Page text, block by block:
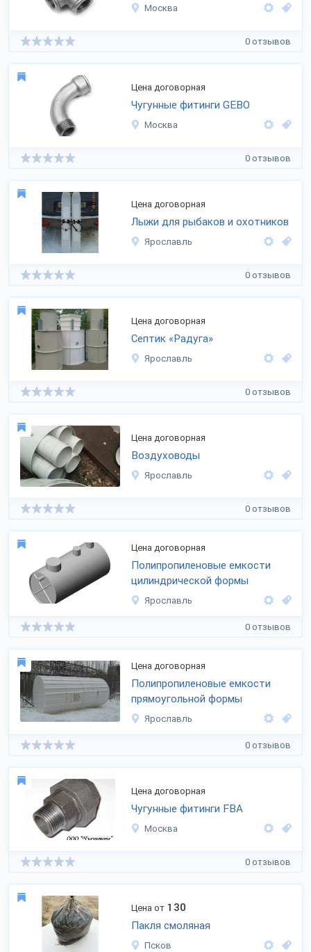
Москва
0 отзывов
Цена договорная
Чугунные фитинги GEBО
Москва
0 отзывов
Цена договорная
Лыжи для рыбаков и охотников
Ярославль
0 отзывов
Цена договорная
Септик «Радуга»
Ярославль
0 отзывов
Цена договорная
Воздуховоды
Ярославль
0 отзывов
Цена договорная
Полипропиленовые емкости
цилиндрической формы
Ярославль
0 отзывов
Цена договорная
Полипропиленовые емкости
прямоугольной формы
Ярославль
0 отзывов
Цена договорная
Чугунные фитинги FBA
Москва
0 отзывов
Цена от 130
Пакля смоляная
Псков